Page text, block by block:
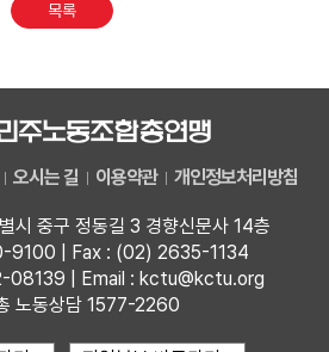
목록
오시는 길 이용약관 개인정보처리방침
시 중구 정동길 3 경향신문사 14층
9100 | Fax : (02) 2635-1134
08139 | Email : kctu@kctu.org
노동상담 1577-2260